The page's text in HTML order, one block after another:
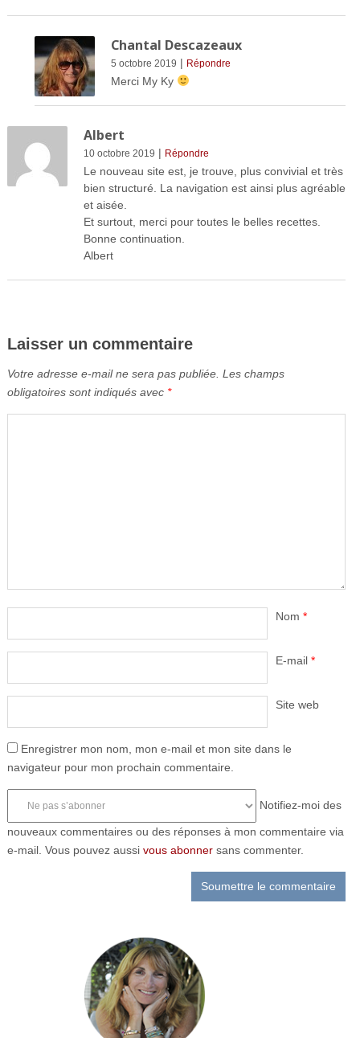
Chantal Descazeaux
5 octobre 2019 | Répondre
Merci My Ky
Albert
10 octobre 2019 | Répondre
Le nouveau site est, je trouve, plus convivial et très
bien structuré. La navigation est ainsi plus agréable
et aisée.
Et surtout, merci pour toutes le belles recettes.
Bonne continuation.
Albert
Laisser un commentaire
Votre adresse e-mail ne sera pas publiée. Les champs
obligatoires sont indiqués avec *
Nom *
E-mail *
Site web
Enregistrer mon nom, mon e-mail et mon site dans le
navigateur pour mon prochain commentaire.
Notifiez-moi des
nouveaux commentaires ou des réponses à mon commentaire via
e-mail. Vous pouvez aussi vous abonnersans commenter.